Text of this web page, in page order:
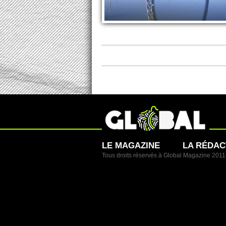
LE MAGAZINE LA
Tous droits réservés à Global Magazine